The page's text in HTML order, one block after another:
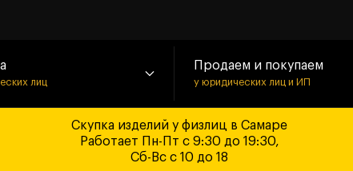
лиц
Продаем и покупаем
у юридических лиц и ИП
Скупка изделий у физлиц в Самаре
Работает Пн-Пт с 9:30 до 19:30,
Сб-Вс с 10 до 18